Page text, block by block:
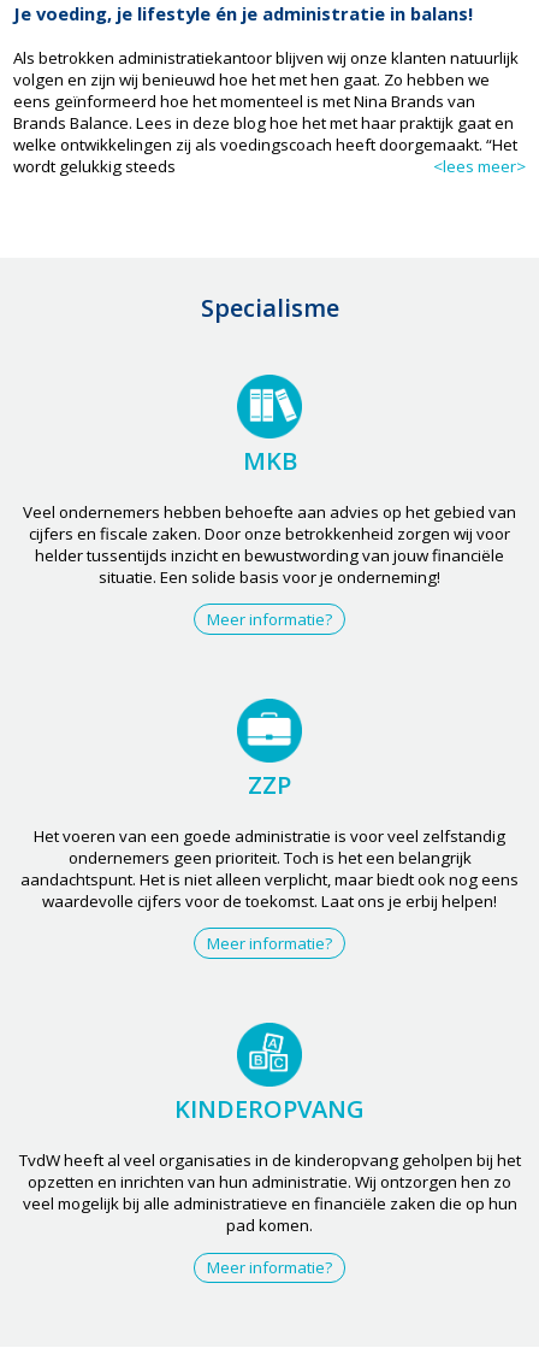
Je voeding, je lifestyle én je administratie in balans!
Als betrokken administratiekantoor blijven wij onze klanten natuurlijk
volgen en zijn wij benieuwd hoe het met hen gaat. Zo hebben we
eens geïnformeerd hoe het momenteel is met Nina Brands van
Brands Balance. Lees in deze blog hoe het met haar praktijk gaat en
welke ontwikkelingen zij als voedingscoach heeft doorgemaakt. “Het
wordt gelukkig steeds
<lees meer>
Specialisme
MKB
Veel ondernemers hebben behoefte aan advies op het gebied van
cijfers en fiscale zaken. Door onze betrokkenheid zorgen wij voor
helder tussentijds inzicht en bewustwording van jouw financiële
situatie. Een solide basis voor je onderneming!
Meer informatie?
ZZP
Het voeren van een goede administratie is voor veel zelfstandig
ondernemers geen prioriteit. Toch is het een belangrijk
aandachtspunt. Het is niet alleen verplicht, maar biedt ook nog eens
waardevolle cijfers voor de toekomst. Laat ons je erbij helpen!
Meer informatie?
KINDEROPVANG
TvdW heeft al veel organisaties in de kinderopvang geholpen bij het
opzetten en inrichten van hun administratie. Wij ontzorgen hen zo
veel mogelijk bij alle administratieve en financiële zaken die op hun
pad komen.
Meer informatie?